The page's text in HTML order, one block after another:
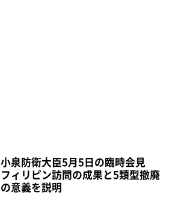
小泉防衛大臣5月5日の臨時会見
フィリピン訪問の成果と5類型撤廃
の意義を説明